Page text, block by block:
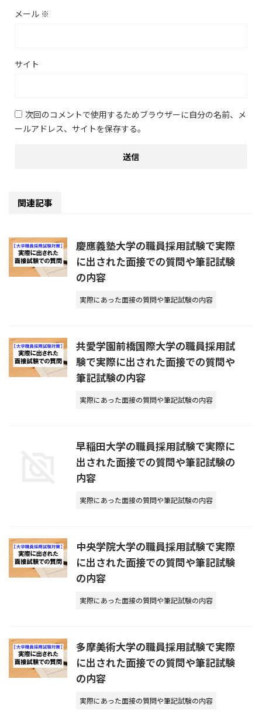
メール ※
サイト
次回のコメントで使用するためブラウザーに自分の名前、メ
ールアドレス、サイトを保存する。
関連記事
慶應義塾大学の職員採用試験で実際
に出された面接での質問や筆記試験
の内容
実際にあった面接の質問や筆記試験の内容
共愛学園前橋国際大学の職員採用試
験で実際に出された面接での質問や
筆記試験の内容
実際にあった面接の質問や筆記試験の内容
早稲田大学の職員採用試験で実際に
出された面接での質問や筆記試験の
内容
実際にあった面接の質問や筆記試験の内容
中央学院大学の職員採用試験で実際
に出された面接での質問や筆記試験
の内容
実際にあった面接の質問や筆記試験の内容
多摩美術大学の職員採用試験で実際
に出された面接での質問や筆記試験
の内容
実際にあった面接の質問や筆記試験の内容